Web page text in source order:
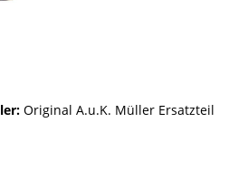
Original A.u.K. Müller Ersatzteil